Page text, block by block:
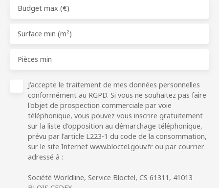
Budget max (€)
Surface min (m²)
Pièces min
J'accepte le traitement de mes données personnelles
conformément au RGPD. Si vous ne souhaitez pas faire
l'objet de prospection commerciale par voie
téléphonique, vous pouvez vous inscrire gratuitement
sur la liste d'opposition au démarchage téléphonique,
prévu par l'article L223-1 du code de la consommation,
sur le site Internet www.bloctel.gouv.fr ou par courrier
adressé à :
Société Worldline, Service Bloctel, CS 61311, 41013